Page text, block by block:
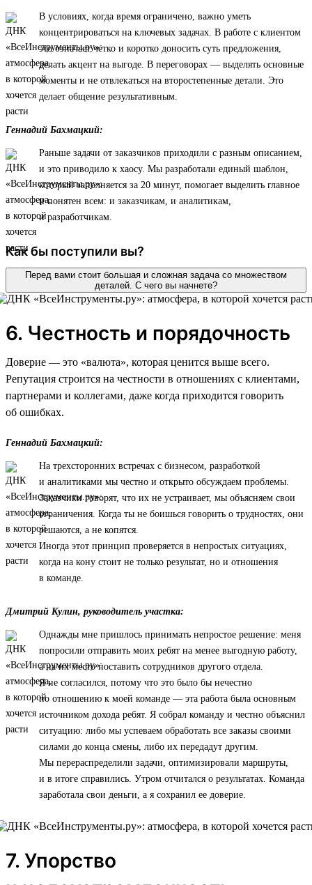
В условиях, когда время ограничено, важно уметь
концентрироваться на ключевых задачах. В работе с клиентом
это означает четко и коротко доносить суть предложения,
делать акцент на выгоде. В переговорах — выделять основные
моменты и не отвлекаться на второстепенные детали. Это
делает общение результативным.
Геннадий Бахмацкий:
Раньше задачи от заказчиков приходили с разным описанием,
и это приводило к хаосу. Мы разработали единый шаблон,
который заполняется за 20 минут, помогает выделить главное
и понятен всем: и заказчикам, и аналитикам,
и разработчикам.
Как бы поступили вы?
Перед вами стоит большая и сложная задача со множеством
деталей. С чего вы начнете?
6. Честность и порядочность
Доверие — это «валюта», которая ценится выше всего.
Репутация строится на честности в отношениях с клиентами,
партнерами и коллегами, даже когда приходится говорить
об ошибках.
Геннадий Бахмацкий:
На трехсторонних встречах с бизнесом, разработкой
и аналитиками мы честно и открыто обсуждаем проблемы.
Заказчики говорят, что их не устраивает, мы объясняем свои
ограничения. Когда ты не боишься говорить о трудностях, они
решаются, а не копятся.
Иногда этот принцип проверяется в непростых ситуациях,
когда на кону стоит не только результат, но и отношения
в команде.
Дмитрий Кулин, руководитель участка:
Однажды мне пришлось принимать непростое решение: меня
попросили отправить моих ребят на менее выгодную работу,
а на их место поставить сотрудников другого отдела.
Я не согласился, потому что это было бы нечестно
по отношению к моей команде — эта работа была основным
источником дохода ребят. Я собрал команду и честно объяснил
ситуацию: либо мы успеваем обработать все заказы своими
силами до конца смены, либо их передадут другим.
Мы перераспределили задачи, оптимизировали маршруты,
и в итоге справились. Утром отчитался о результатах. Команда
заработала свои деньги, а я сохранил ее доверие.
7. Упорство